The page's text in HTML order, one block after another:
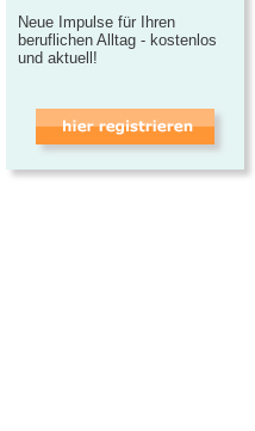
Neue Impulse für Ihren
beruflichen Alltag - kostenlos
und aktuell!